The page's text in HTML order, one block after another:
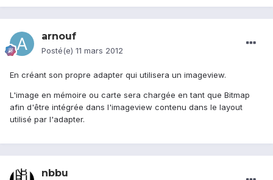
arnouf
Posté(e) 11 mars 2012
En créant son propre adapter qui utilisera un imageview.
L'image en mémoire ou carte sera chargée en tant que Bitmap
afin d'être intégrée dans l'imageview contenu dans le layout
utilisé par l'adapter.
nbbu